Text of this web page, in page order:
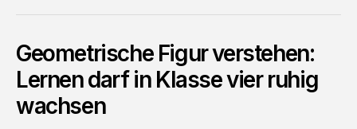
Geometrische Figur verstehen:
Lernen darf in Klasse vier ruhig
wachsen